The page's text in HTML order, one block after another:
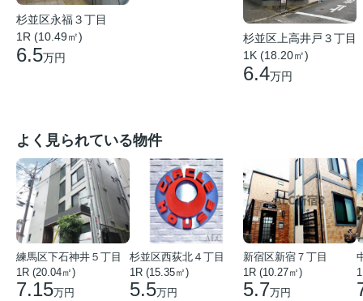
杉並区永福３丁目
1R (10.49㎡)
6.5万円
杉並区上高井戸３丁目
1K (18.20㎡)
6.4万円
よく見られている物件
練馬区下石神井５丁目
1R (20.04㎡)
7.15万円
杉並区西荻北４丁目
1R (15.35㎡)
5.5万円
新宿区新宿７丁目
1R (10.27㎡)
5.7万円